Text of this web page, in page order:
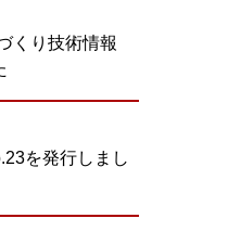
くり技術情報
を発行しまし